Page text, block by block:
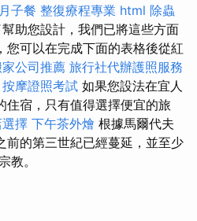
月子餐 整復療程專業 html 除蟲
助您設計，我們已將這些方面
您可以在完成下面的表格後從紅
公司推薦 旅行社代辦護照服務
按摩證照考試 如果您設法在宜人
住宿，只有值得選擇便宜的旅
擇 下午茶外燴 根據馬爾代夫
前的第三世紀已經蔓延，並至少
教。